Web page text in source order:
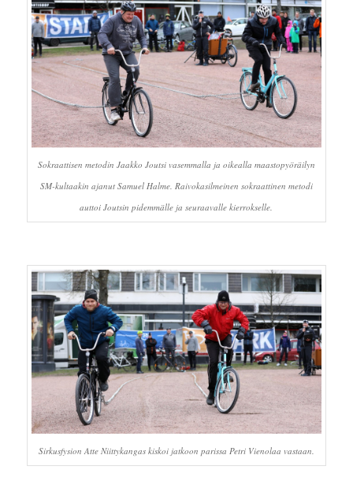
Sokraattisen metodin Jaakko Joutsi vasemmalla ja oikealla maastopyöräilyn
SM-kultaakin ajanut Samuel Halme. Raivokasilmeinen sokraattinen metodi
auttoi Joutsin pidemmälle ja seuraavalle kierrokselle.
Sirkusfysion Atte Niittykangas kiskoi jatkoon parissa Petri Vienolaa vastaan.